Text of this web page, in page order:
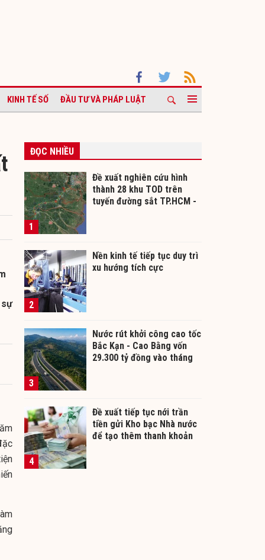
KINH TẾ SỐ ĐẦU TƯ VÀ PHÁP LUẬT
sự
ĐỌC NHIỀU
1
Đề xuất nghiên cứu hình
thành 28 khu TOD trên
tuyến đường sắt TP.HCM -
2
Nền kinh tế tiếp tục duy trì
xu hướng tích cực
3
Nước rút khởi công cao tốc
Bắc Kạn - Cao Bằng vốn
29.300 tỷ đồng vào tháng
4
Đề xuất tiếp tục nới trần
tiền gửi Kho bạc Nhà nước
để tạo thêm thanh khoản